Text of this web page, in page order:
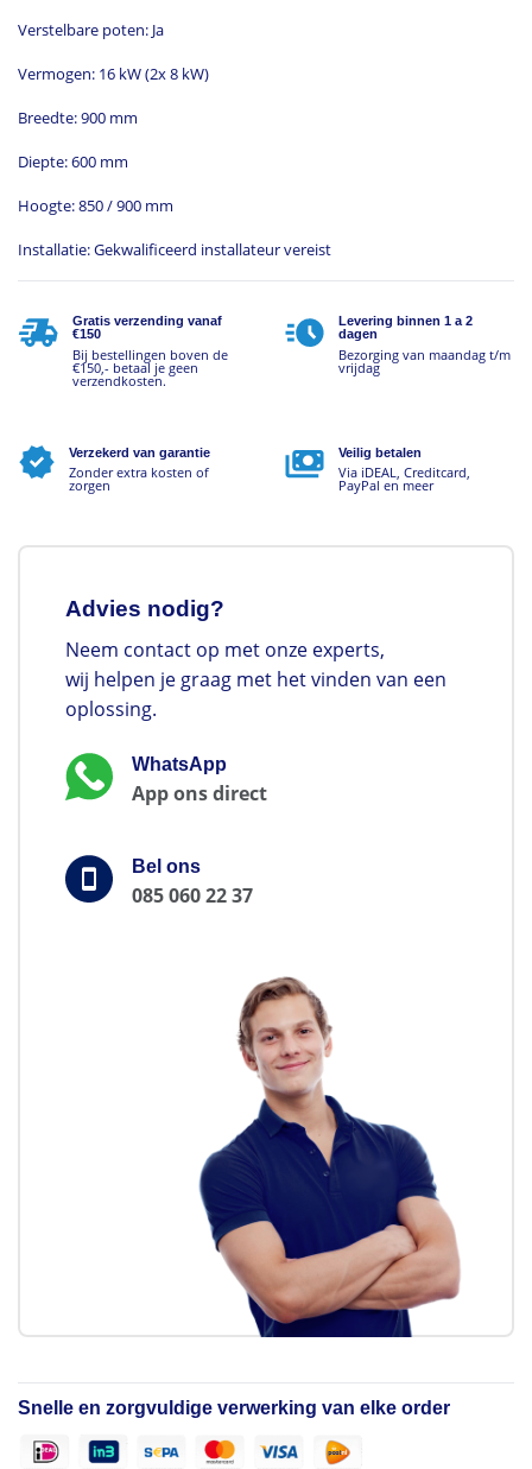
Verstelbare poten: Ja
Vermogen: 16 kW (2x 8 kW)
Breedte: 900 mm
Diepte: 600 mm
Hoogte: 850 / 900 mm
Installatie: Gekwalificeerd installateur vereist
Gratis verzending vanaf
€150
Bij bestellingen boven de
€150,- betaal je geen
verzendkosten.
Levering binnen 1 a 2
dagen
Bezorging van maandag t/m
vrijdag
Verzekerd van garantie
Zonder extra kosten of
zorgen
Veilig betalen
Via iDEAL, Creditcard,
PayPal en meer
Advies nodig?
Neem contact op met onze experts,
wij helpen je graag met het vinden van een
oplossing.
WhatsApp
App ons direct
Bel ons
085 060 22 37
Snelle en zorgvuldige verwerking van elke order